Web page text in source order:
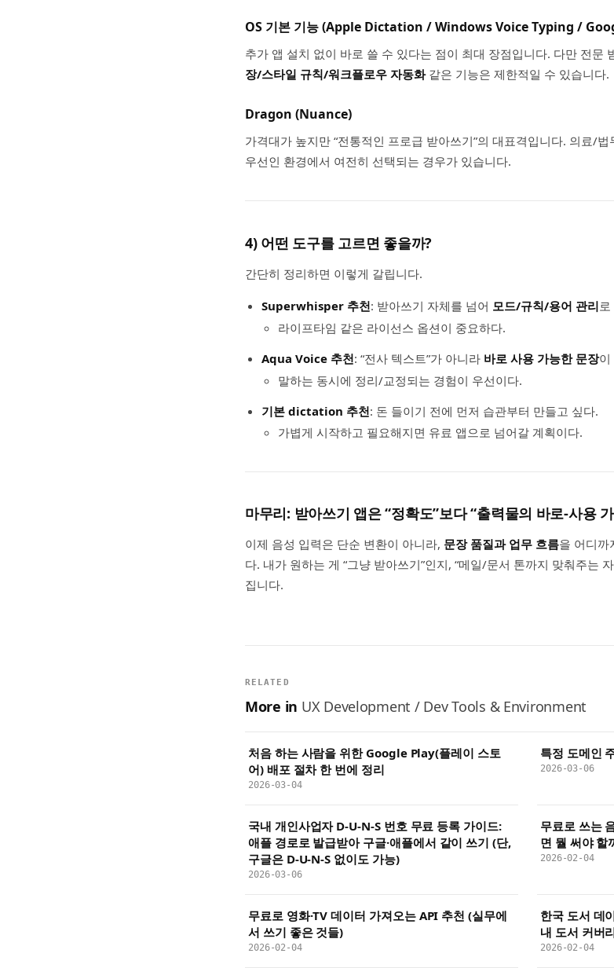
OS 기본 기능 (Apple Dictation / Windows Voice Typing /
추가 앱 설치 없이 바로 쓸 수 있다는 점이 최대 장점입니다. 다만 전문
장/스타일 규칙/워크플로우 자동화같은 기능은 제한적일 수 있습니다.
Dragon (Nuance)
가격대가 높지만 “전통적인 프로급 받아쓰기”의 대표격입니다. 의료/
우선인 환경에서 여전히 선택되는 경우가 있습니다.
4) 어떤 도구를 고르면 좋을까?
간단히 정리하면 이렇게 갈립니다.
Superwhisper 추천: 받아쓰기 자체를 넘어 모드/규칙/용어 관리
라이프타임 같은 라이선스 옵션이 중요하다.
Aqua Voice 추천: “전사 텍스트”가 아니라 바로 사용 가능한 문장이
말하는 동시에 정리/교정되는 경험이 우선이다.
기본 dictation 추천: 돈 들이기 전에 먼저 습관부터 만들고 싶다.
가볍게 시작하고 필요해지면 유료 앱으로 넘어갈 계획이다.
마무리: 받아쓰기 앱은 “정확도”보다 “출력물의 바로-사용
이제 음성 입력은 단순 변환이 아니라, 문장 품질과 업무 흐름을 어디까
다. 내가 원하는 게 “그냥 받아쓰기”인지, “메일/문서 톤까지 맞춰주는
집니다.
RELATED
More in UX Development / Dev Tools & Environment
처음 하는 사람을 위한 Google Play(플레이 스토
어) 배포 절차 한 번에 정리
2026-03-04
특정 도메인
2026-03-06
국내 개인사업자 D-U-N-S 번호 무료 등록 가이드:
애플 경로로 발급받아 구글·애플에서 같이 쓰기 (단,
구글은 D-U-N-S 없이도 가능)
2026-03-06
무료로 쓰는
면 뭘 써야 할
2026-02-04
무료로 영화·TV 데이터 가져오는 API 추천 (실무에
서 쓰기 좋은 것들)
2026-02-04
한국 도서 데
내 도서 커버
2026-02-04